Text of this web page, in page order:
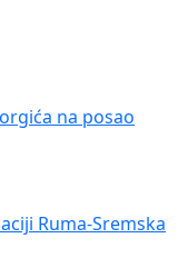
na posao
Ruma-Sremska